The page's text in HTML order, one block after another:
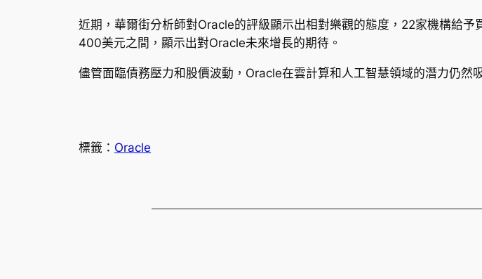
近期，華爾街分析師對Oracle的評級顯示出相對樂觀的態度，22家機構給
400美元之間，顯示出對Oracle未來增長的期待。
儘管面臨債務壓力和股價波動，Oracle在雲計算和人工智慧領域的潛力仍然
標籤： Oracle